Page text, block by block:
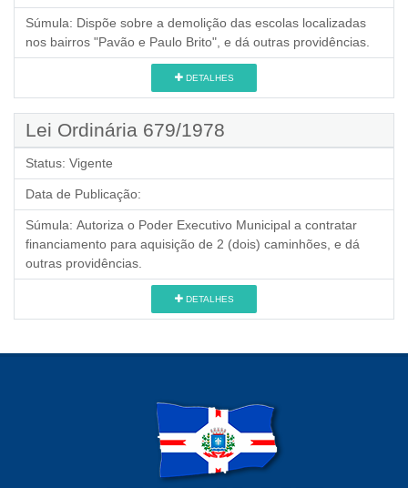
Súmula: Dispõe sobre a demolição das escolas localizadas
nos bairros "Pavão e Paulo Brito", e dá outras providências.
DETALHES
Lei Ordinária 679/1978
Status: Vigente
Data de Publicação:
Súmula: Autoriza o Poder Executivo Municipal a contratar
financiamento para aquisição de 2 (dois) caminhões, e dá
outras providências.
DETALHES